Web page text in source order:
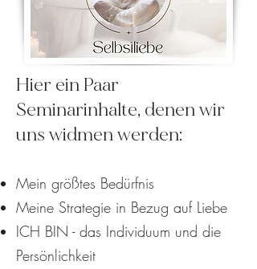
​Hier ein Paar
Seminarinhalte, denen wir
uns widmen werden:
Mein größtes Bedürfnis
Meine Strategie in Bezug auf Liebe
ICH BIN - das Individuum und die
Persönlichkeit